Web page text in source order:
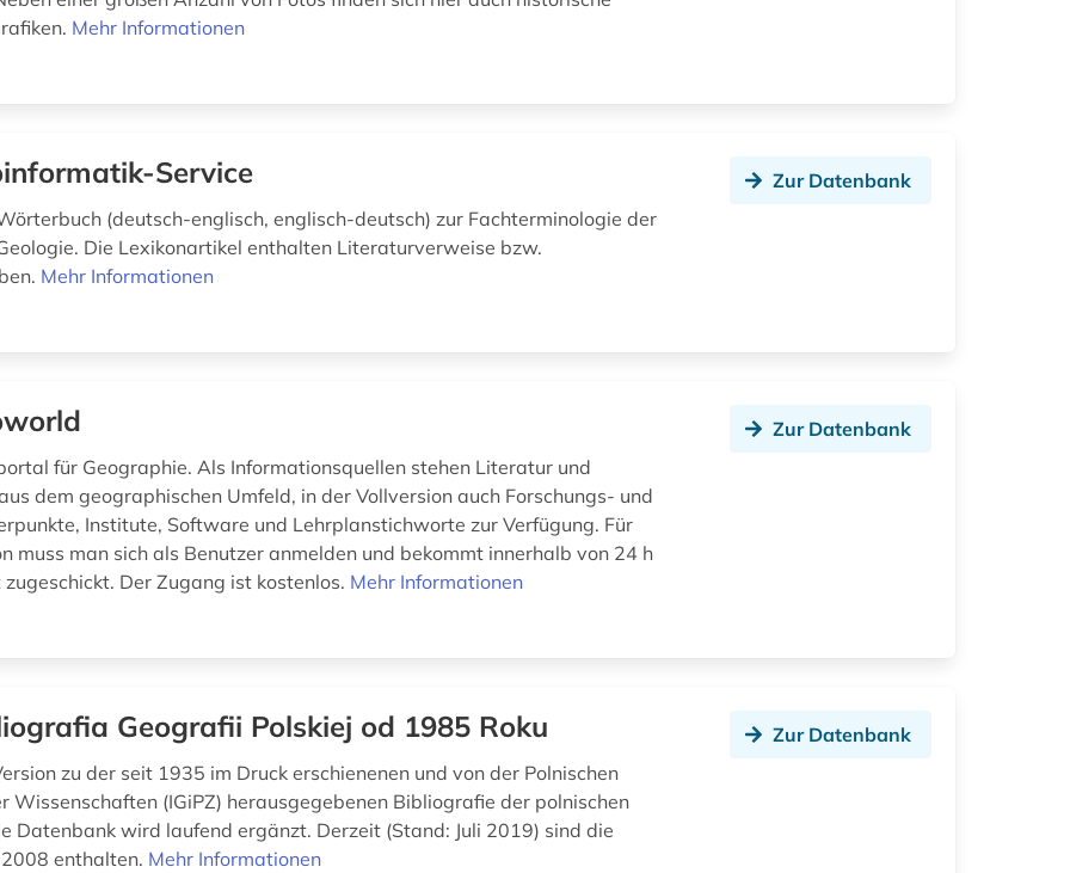
Mehr Informationen
Service
(deutsch-englisch, englisch-deutsch) zur Fachterminologie der
Die Lexikonartikel enthalten Literaturverweise bzw.
Mehr Informationen
Zur Datenbank
für Geographie. Als Informationsquellen stehen Literatur und
dem geographischen Umfeld, in der Vollversion auch Forschungs- und
Institute, Software und Lehrplanstichworte zur Verfügung. Für
muss man sich als Benutzer anmelden und bekommt innerhalb von 24 h
Der Zugang ist kostenlos. Mehr Informationen
Zur Datenbank
Geografii Polskiej od 1985 Roku
zu der seit 1935 im Druck erschienenen und von der Polnischen
Wissenschaften (IGiPZ) herausgegebenen Bibliografie der polnischen
Datenbank wird laufend ergänzt. Derzeit (Stand: Juli 2019) sind die
enthalten. Mehr Informationen
Zur Datenbank